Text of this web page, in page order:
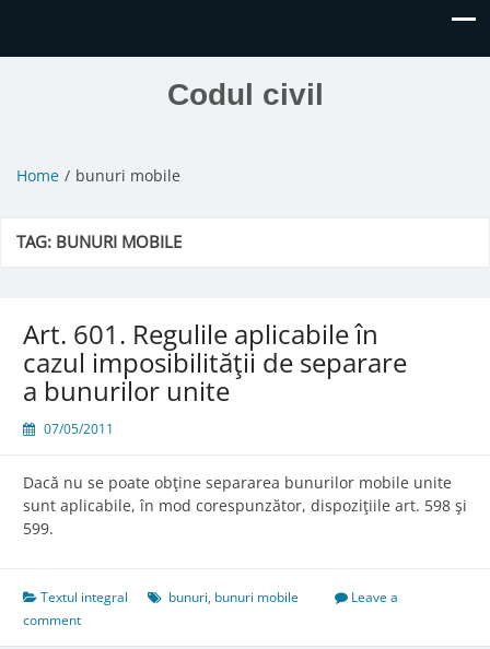
Codul civil
Home bunuri mobile
TAG: BUNURI MOBILE
Art. 601. Regulile aplicabile în
cazul imposibilităţii de separare
a bunurilor unite
07/05/2011
Dacă nu se poate obţine separarea bunurilor mobile unite
sunt aplicabile, în mod corespunzător, dispoziţiile art. 598 şi
599.
Textul integral bunuri, bunuri mobile
Leave a
comment